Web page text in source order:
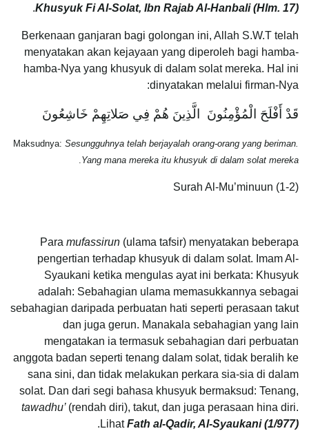
Khusyuk Fi Al-Solat, Ibn Rajab Al-Hanbali (Hlm. 17)
.
Berkenaan ganjaran bagi golongan ini, Allah S.W.T telah
menyatakan akan kejayaan yang diperoleh bagi hamba-
hamba-Nya yang khusyuk di dalam solat mereka. Hal ini
dinyatakan melalui firman-Nya:
قَدْ أَفْلَحَ الْمُؤْمِنُونَ الَّذِينَ هُمْ فِي صَلاتِهِمْ خَاشِعُونَ
Maksudnya: Sesungguhnya telah berjayalah orang-orang yang beriman.
Yang mana mereka itu khusyuk di dalam solat mereka
.
Surah Al-Mu’minuun (1-2)
Para mufassirun (ulama tafsir) menyatakan beberapa
pengertian terhadap khusyuk di dalam solat. Imam Al-
Syaukani ketika mengulas ayat ini berkata: Khusyuk
adalah: Sebahagian ulama memasukkannya sebagai
sebahagian daripada perbuatan hati seperti perasaan takut
dan juga gerun. Manakala sebahagian yang lain
mengatakan ia termasuk sebahagian dari perbuatan
anggota badan seperti tenang dalam solat, tidak beralih ke
sana sini, dan tidak melakukan perkara sia-sia di dalam
solat. Dan dari segi bahasa khusyuk bermaksud: Tenang,
tawadhu’ (rendah diri), takut, dan juga perasaan hina diri.
LihatFath al-Qadir, Al-Syaukani (1/977)
.